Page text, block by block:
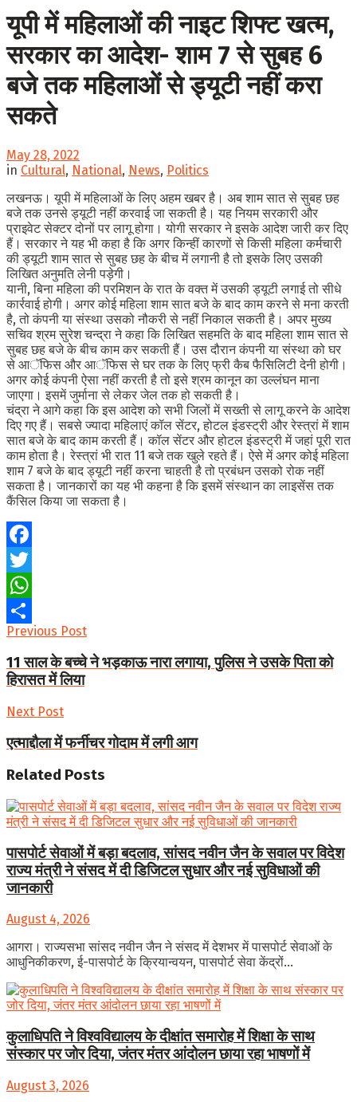
यूपी में महिलाओं की नाइट शिफ्ट खत्म,
सरकार का आदेश- शाम 7 से सुबह 6
बजे तक महिलाओं से ड्यूटी नहीं करा
सकते
May 28, 2022
in Cultural, National, News, Politics
लखनऊ। यूपी में महिलाओं के लिए अहम खबर है। अब शाम सात से सुबह छह
बजे तक उनसे ड्यूटी नहीं करवाई जा सकती है। यह नियम सरकारी और
प्राइवेट सेक्टर दोनों पर लागू होगा। योगी सरकार ने इसके आदेश जारी कर दिए
हैं। सरकार ने यह भी कहा है कि अगर किन्हीं कारणों से किसी महिला कर्मचारी
की ड्यूटी शाम सात से सुबह छह के बीच में लगानी है तो इसके लिए उसकी
लिखित अनुमति लेनी पड़ेगी।
यानी, बिना महिला की परमिशन के रात के वक्त में उसकी ड्यूटी लगाई तो सीधे
कार्रवाई होगी। अगर कोई महिला शाम सात बजे के बाद काम करने से मना करती
है, तो कंपनी या संस्था उसको नौकरी से नहीं निकाल सकती है। अपर मुख्य
सचिव श्रम सुरेश चन्द्रा ने कहा कि लिखित सहमति के बाद महिला शाम सात से
सुबह छह बजे के बीच काम कर सकती हैं। उस दौरान कंपनी या संस्था को घर
से आॅफिस और आॅफिस से घर तक के लिए फ्री कैब फैसिलिटी देनी होगी।
अगर कोई कंपनी ऐसा नहीं करती है तो इसे श्रम कानून का उल्लंघन माना
जाएगा। इसमें जुर्माना से लेकर जेल तक हो सकती है।
चंद्रा ने आगे कहा कि इस आदेश को सभी जिलों में सख्ती से लागू करने के आदेश
दिए गए हैं। सबसे ज्यादा महिलाएं कॉल सेंटर, होटल इंडस्ट्री और रेस्त्रां में शाम
सात बजे के बाद काम करती हैं। कॉल सेंटर और होटल इंडस्ट्री में जहां पूरी रात
काम होता है। रेस्त्रां भी रात 11 बजे तक खुले रहते हैं। ऐसे में अगर कोई महिला
शाम 7 बजे के बाद ड्यूटी नहीं करना चाहती है तो प्रबंधन उसको रोक नहीं
सकता है। जानकारों का यह भी कहना है कि इसमें संस्थान का लाइसेंस तक
कैंसिल किया जा सकता है।
Facebook
Twitter
WhatsApp
Share
Previous Post
11 साल के बच्चे ने भड़काऊ नारा लगाया, पुलिस ने उसके पिता को
हिरासत में लिया
Next Post
एत्माद्दौला में फर्नीचर गोदाम में लगी आग
Related Posts
पासपोर्ट सेवाओं में बड़ा बदलाव, सांसद नवीन जैन के सवाल पर विदेश
राज्य मंत्री ने संसद में दी डिजिटल सुधार और नई सुविधाओं की
जानकारी
August 4, 2026
आगरा। राज्यसभा सांसद नवीन जैन ने संसद में देशभर में पासपोर्ट सेवाओं के
आधुनिकीकरण, ई-पासपोर्ट के क्रियान्वयन, पासपोर्ट सेवा केंद्रों...
कुलाधिपति ने विश्वविद्यालय के दीक्षांत समारोह में शिक्षा के साथ
संस्कार पर जोर दिया, जंतर मंतर आंदोलन छाया रहा भाषणों में
August 3, 2026